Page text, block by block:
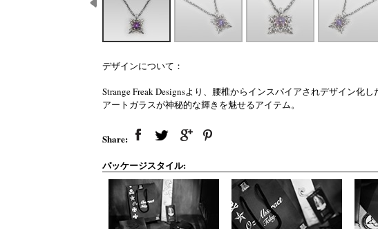
デザインについて：
Strange Freak Designsより、腰椎からインスパイアされデザイン化し
アートガラスが神秘的な輝きを魅せるアイテム。
Share:
パッケージスタイル: